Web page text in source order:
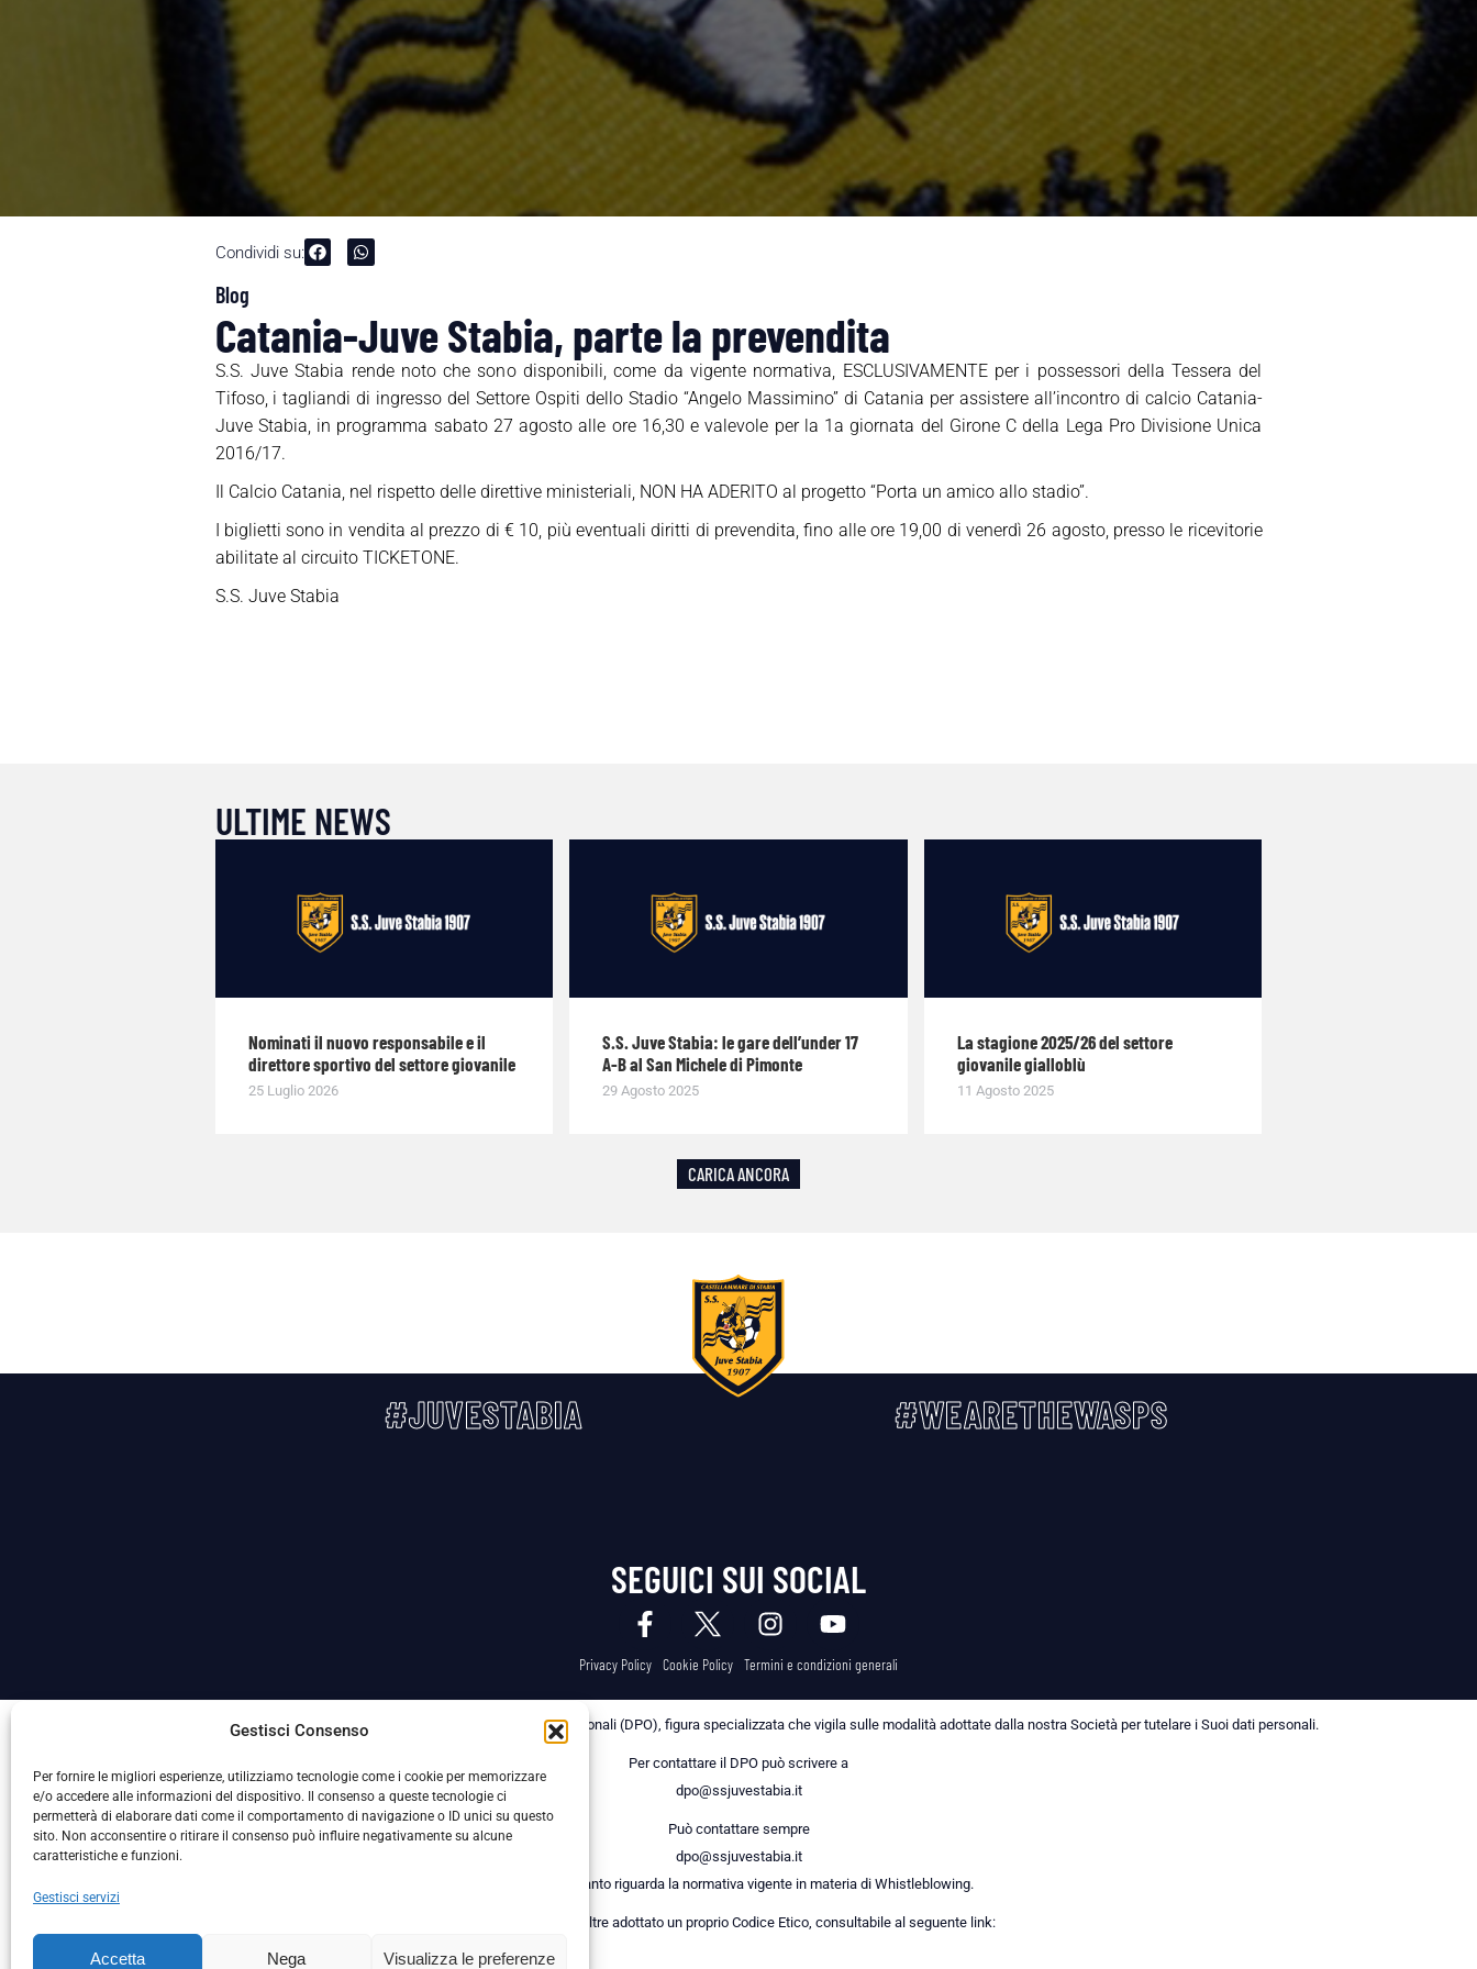
Gestisci Consenso
Per fornire le migliori esperienze, utilizziamo tecnologie come i cookie per memorizzare
e/o accedere alle informazioni del dispositivo. Il consenso a queste tecnologie ci
permetterà di elaborare dati come il comportamento di navigazione o ID unici su questo
sito. Non acconsentire o ritirare il consenso può influire negativamente su alcune
caratteristiche e funzioni.
Gestisci servizi
Accetta Nega Visualizza le preferenze
Condividi su:
Blog
Catania-Juve Stabia, parte la prevendita
S.S. Juve Stabia rende noto che sono disponibili, come da vigente normativa, ESCLUSIVAMENTE per i possessori della Tessera del
Tifoso, i tagliandi di ingresso del Settore Ospiti dello Stadio “Angelo Massimino” di Catania per assistere all’incontro di calcio Catania-
Juve Stabia, in programma sabato 27 agosto alle ore 16,30 e valevole per la 1a giornata del Girone C della Lega Pro Divisione Unica
2016/17.
Il Calcio Catania, nel rispetto delle direttive ministeriali, NON HA ADERITO al progetto “Porta un amico allo stadio”.
I biglietti sono in vendita al prezzo di € 10, più eventuali diritti di prevendita, fino alle ore 19,00 di venerdì 26 agosto, presso le ricevitorie
abilitate al circuito TICKETONE.
S.S. Juve Stabia
ULTIME NEWS
Nominati il nuovo responsabile e il
direttore sportivo del settore giovanile
25 Luglio 2026
S.S. Juve Stabia: le gare dell’under 17
A-B al San Michele di Pimonte
29 Agosto 2025
La stagione 2025/26 del settore
giovanile gialloblù
11 Agosto 2025
CARICA ANCORA
#JUVESTABIA #WEARETHEWASPS
SEGUICI SUI SOCIAL
Privacy Policy Cookie Policy Termini e condizioni generali
La Società ha nominato il Responsabile della Protezione dei Dati Personali (DPO), figura specializzata che vigila sulle modalità adottate dalla nostra Società per tutelare i Suoi dati personali.
Per contattare il DPO può scrivere a
dpo@ssjuvestabia.it
Può contattare sempre
dpo@ssjuvestabia.it
anche per quanto riguarda la normativa vigente in materia di Whistleblowing.
La Società ha inoltre adottato un proprio Codice Etico, consultabile al seguente link: